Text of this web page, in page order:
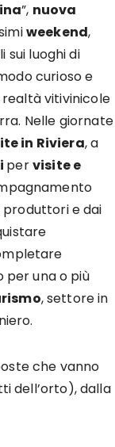
”, nuova
weekend,
sui luoghi di
curioso e
vitivinicole
Nelle giornate
in Riviera, a
pervisite e
produttori e dai
per una o più
, settore in
che vanno
dell’orto), dalla